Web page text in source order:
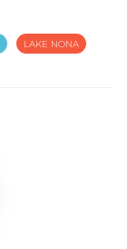
LAKE NONA